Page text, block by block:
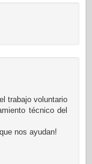
trabajo voluntario
técnico del
nos ayudan!